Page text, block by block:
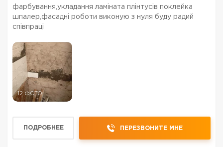
фарбування,укладання ламіната плінтусів поклейка
шпалер,фасадні роботи виконую з нуля буду радий
співпраці
12 ФОТО
ПОДРОБНЕЕ ПЕРЕЗВОНИТЕ МНЕ